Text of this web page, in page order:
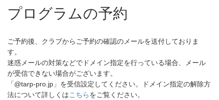
プログラムの予約
ご予約後、クラブからご予約の確認のメールを送付しておりま
す。
迷惑メールの対策などでドメイン指定を行っている場合、メール
が受信できない場合がございます。
「@tarp-pro.jp」を受信設定してください。ドメイン指定の解除方
法について詳しくはこちらをご覧ください。